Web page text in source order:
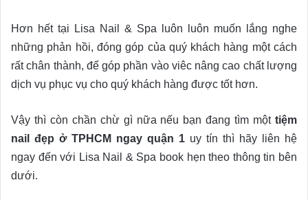
Hơn hết tại Lisa Nail & Spa luôn luôn muốn lắng nghe
những phản hồi, đóng góp của quý khách hàng một cách
rất chân thành, để góp phần vào viêc nâng cao chất lượng
dịch vụ phục vụ cho quý khách hàng được tốt hơn.
Vậy thì còn chần chừ gì nữa nếu bạn đang tìm một tiệm
nail đẹp ở TPHCM ngay quận 1 uy tín thì hãy liên hệ
ngay đến với Lisa Nail & Spa book hẹn theo thông tin bên
dưới.